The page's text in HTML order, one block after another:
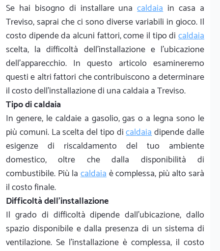
Se hai bisogno di installare unacaldaiain casa a
Treviso, saprai che ci sono diverse variabili in gioco. Il
costo dipende da alcuni fattori, come il tipo di caldaia
scelta, la difficoltà dell'installazione e l'ubicazione
dell'apparecchio. In questo articolo esamineremo
questi e altri fattori che contribuiscono a determinare
il costo dell'installazione di una caldaia a Treviso.
Tipo di caldaia
In genere, le caldaie a gasolio, gas o a legna sono le
più comuni. La scelta del tipo dicaldaiadipende dalle
esigenze di riscaldamento del tuo ambiente
domestico, oltre che dalla disponibilità di
combustibile. Più la caldaiaè complessa, più alto sarà
il costo finale.
Difficoltà dell'installazione
Il grado di difficoltà dipende dall'ubicazione, dallo
spazio disponibile e dalla presenza di un sistema di
ventilazione. Se l'installazione è complessa, il costo